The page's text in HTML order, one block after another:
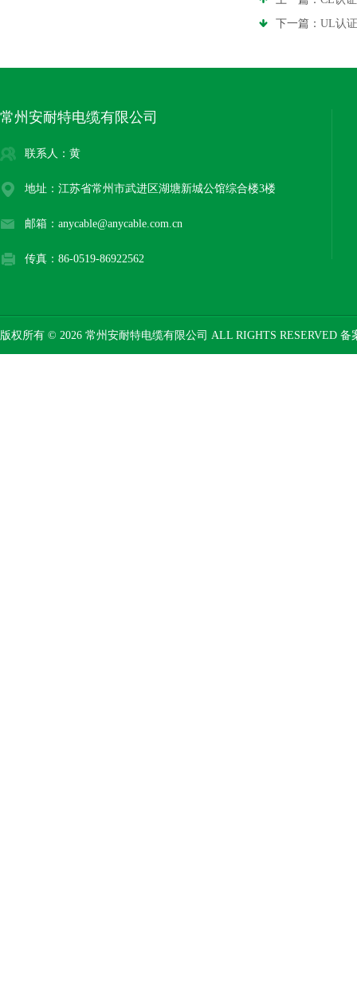
下一篇： UL认
常州安耐特电缆有限公司
联系人：黄
地址：江苏省常州市武进区湖塘新城公馆综合楼3楼
邮箱：anycable@anycable.com.cn
传真：86-0519-86922562
版权所有 © 2026 常州安耐特电缆有限公司 ALL RIGHTS RESERVED 备